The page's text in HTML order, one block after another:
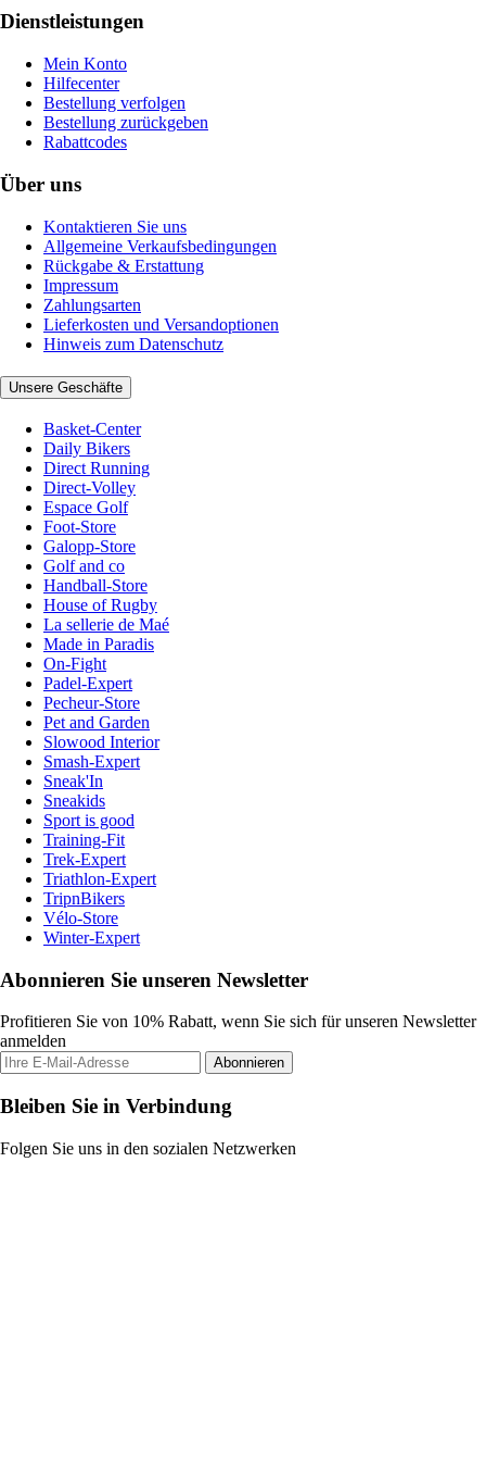
Dienstleistungen
Mein Konto
Hilfecenter
Bestellung verfolgen
Bestellung zurückgeben
Rabattcodes
Über uns
Kontaktieren Sie uns
Allgemeine Verkaufsbedingungen
Rückgabe & Erstattung
Impressum
Zahlungsarten
Lieferkosten und Versandoptionen
Hinweis zum Datenschutz
Unsere Geschäfte
Basket-Center
Daily Bikers
Direct Running
Direct-Volley
Espace Golf
Foot-Store
Galopp-Store
Golf and co
Handball-Store
House of Rugby
La sellerie de Maé
Made in Paradis
On-Fight
Padel-Expert
Pecheur-Store
Pet and Garden
Slowood Interior
Smash-Expert
Sneak'In
Sneakids
Sport is good
Training-Fit
Trek-Expert
Triathlon-Expert
TripnBikers
Vélo-Store
Winter-Expert
Abonnieren Sie unseren Newsletter
Profitieren Sie von 10% Rabatt, wenn Sie sich für unseren Newsletter
anmelden
Abonnieren
Bleiben Sie in Verbindung
Folgen Sie uns in den sozialen Netzwerken